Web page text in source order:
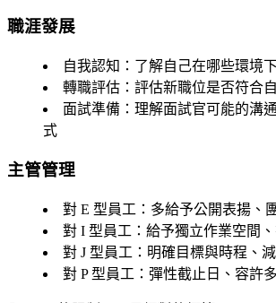
職涯發展
自我認知 ：了解自己在哪些環境
轉職評估 ：評估新職位是否符合
面試準備 ：理解面試官可能的溝
式
主管管理
對 E 型員工：多給予公開表揚、
對 I 型員工：給予獨立作業空間
對 J 型員工：明確目標與時程、
對 P 型員工：彈性截止日、容許